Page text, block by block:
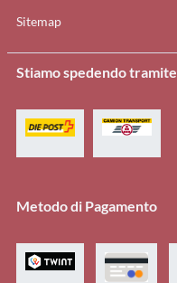
Sitemap
Stiamo spedendo tramite
Metodo di Pagamento